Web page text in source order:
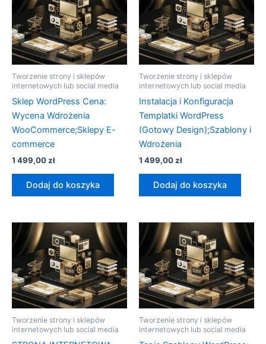
Tworzenie strony i sklepów
internetowych lub social media
Sklep WordPress Cena:
Wycena Wdrożenia
WooCommerce;Sklepy E-
commerce
1 499,00zł
Dodaj do koszyka
Tworzenie strony i sklepów
internetowych lub social media
Instalacja i Konfiguracja
Templatki WordPress
(Gotowy Design);Szablony i
Wdrożenia
1 499,00zł
Dodaj do koszyka
Tworzenie strony i sklepów
internetowych lub social media
Tworzenie strony i sklepów
internetowych lub social media